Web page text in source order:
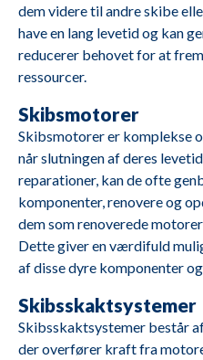
M2690
M2688
dem videre til andre skibe
have en lang levetid og kan
reducerer behovet for at
ressourcer.
Skibsmotorer
Skibsmotorer er komplekse
når slutningen af deres
reparationer, kan de ofte
komponenter, renovere og
dem som renoverede
Dette giver en værdifuld
af disse dyre komponenter
Skibsskaktsystemer
Skibsskaktsystemer består
der overfører kraft fra